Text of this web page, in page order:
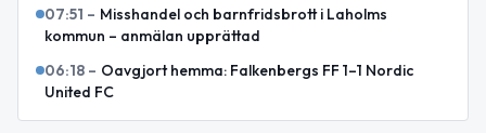
07:51 – Misshandel och barnfridsbrott i Laholms
kommun – anmälan upprättad
06:18 – Oavgjort hemma: Falkenbergs FF 1–1 Nordic
United FC